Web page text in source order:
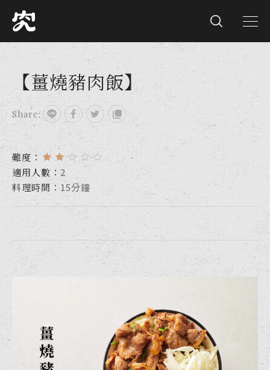
【薑燒豬肉飯】
Share:
難度：
適用人數： 2
料理時間： 15分鐘